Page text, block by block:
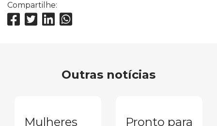
Compartilhe:
Outras notícias
Mulheres Pronto para